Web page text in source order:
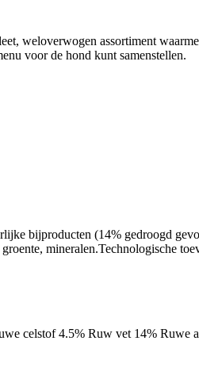
weloverwogen assortiment
voor de hond kunt samenstellen.
bijproducten (14% gedroogd
mineralen.Technologische
celstof 4.5% Ruw vet 14% Ruwe